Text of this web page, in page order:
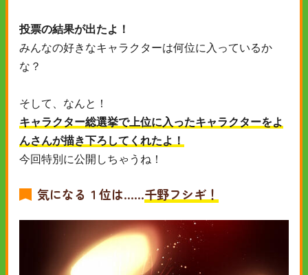
投票の結果が出たよ！
みんなの好きなキャラクターは何位に入っているか
な？
そして、なんと！
キャラクター総選挙で上位に入ったキャラクターをよ
んさんが描き下ろしてくれたよ！
今回特別に公開しちゃうね！
気になる１位は……千野フシギ！